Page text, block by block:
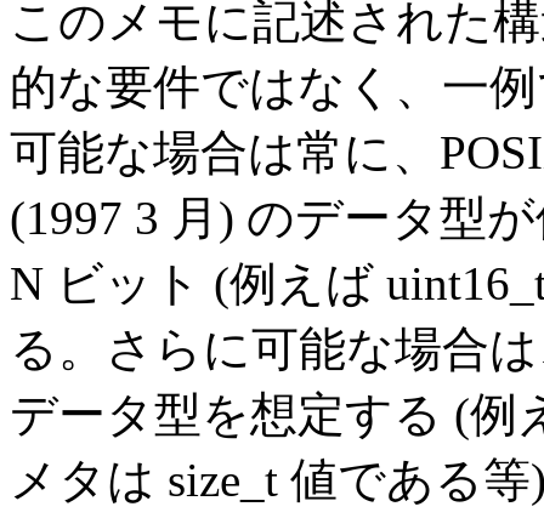
このメモに記述された
的な要件ではなく、一
可能な場合は常に、
(1997 3 月) のデータ型
N ビット (例えば
る。さらに可能な場合
データ型を想定する (例
メタは size_t 値である